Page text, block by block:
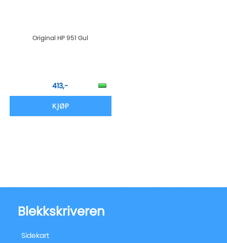
Original HP 951 Gul
413,-
KJØP
Blekkskriveren
Sidekart